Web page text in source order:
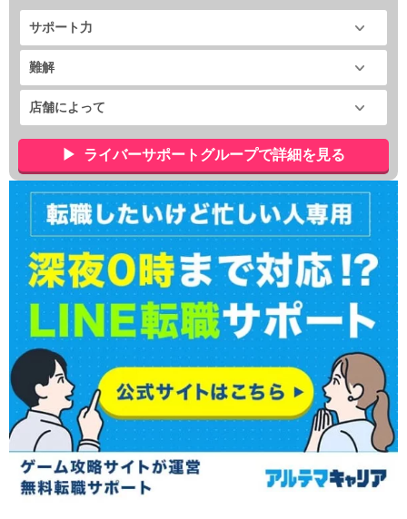
サポート力
難解
店舗によって
ライバーサポートグループで詳細を見る